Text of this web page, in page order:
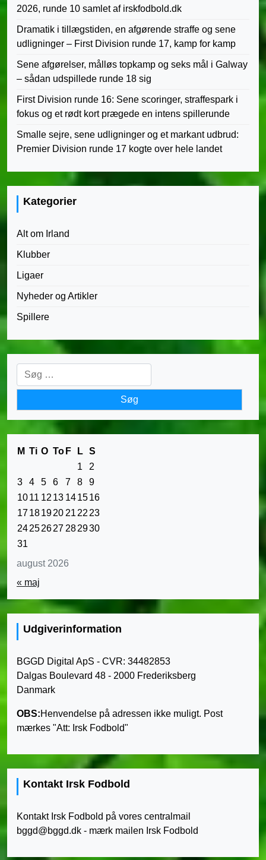
2026, runde 10 samlet af irskfodbold.dk
Dramatik i tillægstiden, en afgørende straffe og sene
udligninger – First Division runde 17, kamp for kamp
Sene afgørelser, målløs topkamp og seks mål i Galway
– sådan udspillede runde 18 sig
First Division runde 16: Sene scoringer, straffespark i
fokus og et rødt kort prægede en intens spillerunde
Smalle sejre, sene udligninger og et markant udbrud:
Premier Division runde 17 kogte over hele landet
Kategorier
Alt om Irland
Klubber
Ligaer
Nyheder og Artikler
Spillere
Søg
efter:
august 2026
M Ti O To F L S
1
2
3
4 5 6 7 8
9
1011 12 13 141516
17181920 21 22 23
24252627 282930
31
« maj
Udgiverinformation
BGGD Digital ApS - CVR: 34482853
Dalgas Boulevard 48 - 2000 Frederiksberg
Danmark
OBS:Henvendelse på adressen ikke muligt. Post
mærkes "Att: Irsk Fodbold"
Kontakt Irsk Fodbold
Kontakt Irsk Fodbold på vores centralmail
bggd@bggd.dk - mærk mailen Irsk Fodbold